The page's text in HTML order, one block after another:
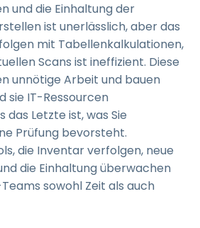
und die Einhaltung der
ist unerlässlich, aber das
mit Tabellenkalkulationen,
Scans ist ineffizient. Diese
unnötige Arbeit und bauen
sie IT-Ressourcen
das Letzte ist, was Sie
Prüfung bevorsteht.
die Inventar verfolgen, neue
die Einhaltung überwachen
sowohl Zeit als auch